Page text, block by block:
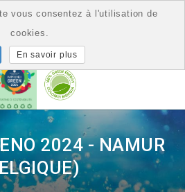
2024 - NAMUR
vous consentez à l'utilisation de
cookies.
En savoir plus